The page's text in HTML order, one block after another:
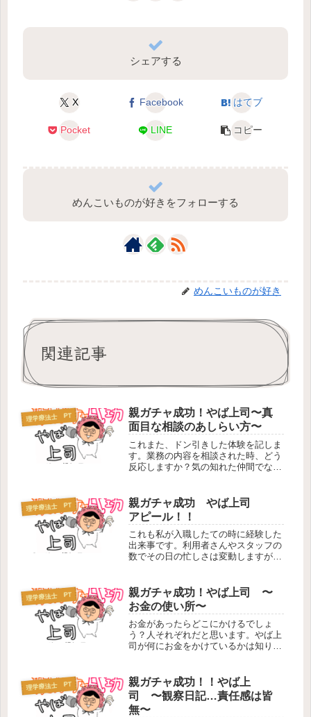
シェアする
X Facebook はてブ
Pocket LINE コピー
めんこいものが好きをフォローする
めんこいものが好き
関連記事
理学療法士 PT
親ガチャ成功！やば上司〜真
面目な相談のあしらい方〜
これまた、ドン引きした体験を記しま
す。業務の内容を相談された時、どう
反応しますか？気の知れた仲間でなら
フに呼び止められた、私とやば上司。
相談がありますと言われ、内容を話し
始...
理学療法士 PT
親ガチャ成功 やば上司
アピール！！
これも私が入職したての時に経験した
出来事です。利用者さんやスタッフの
数でその日の忙しさは変動しますが、
すが、いつも放浪しているのと責任感
が皆無のヤバ上司は現場の仕事を少し
で...
理学療法士 PT
親ガチャ成功！やば上司 〜
お金の使い所〜
お金があったらどこにかけるでしょ
う？人それぞれだと思います。やば上
司が何にお金をかけているかは知りま
の方はやっぱり車から変えるんですか
ね？やば上司も…ちなみに奥さん（あ
んま...
理学療法士 PT
親ガチャ成功！！やば上
司 〜観察日記…責任感は皆
無〜